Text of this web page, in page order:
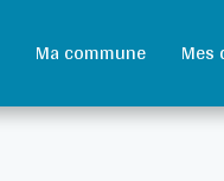
Ma commune Mes